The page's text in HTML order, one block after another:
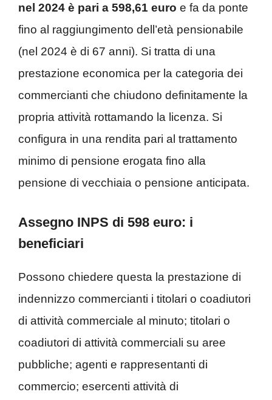
nel 2024 è pari a 598,61 euro e fa da ponte
fino al raggiungimento dell’età pensionabile
(nel 2024 è di 67 anni). Si tratta di una
prestazione economica per la categoria dei
commercianti che chiudono definitamente la
propria attività rottamando la licenza. Si
configura in una rendita pari al trattamento
minimo di pensione erogata fino alla
pensione di vecchiaia o pensione anticipata.
Assegno INPS di 598 euro: i
beneficiari
Possono chiedere questa la prestazione di
indennizzo commercianti i titolari o coadiutori
di attività commerciale al minuto; titolari o
coadiutori di attività commerciali su aree
pubbliche; agenti e rappresentanti di
commercio; esercenti attività di